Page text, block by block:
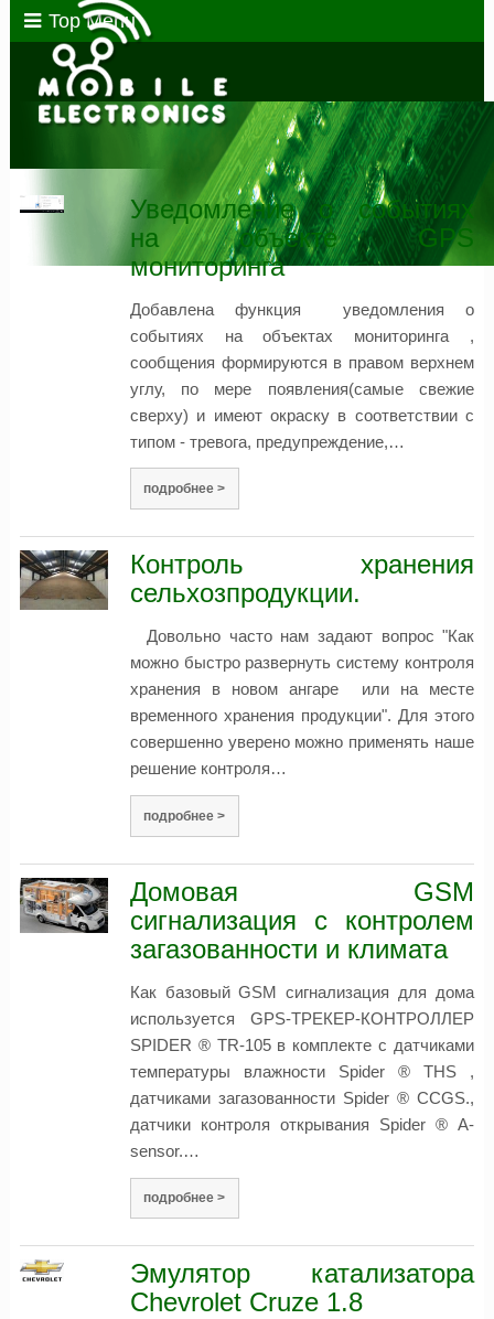
Top Menu
Уведомление о событиях
на объекте GPS
мониторинга
Добавлена функция уведомления о
событиях на объектах мониторинга ,
сообщения формируются в правом верхнем
углу, по мере появления(самые свежие
сверху) и имеют окраску в соответствии с
типом - тревога, предупреждение,…
подробнее >
Контроль хранения
сельхозпродукции.
Довольно часто нам задают вопрос "Как
можно быстро развернуть систему контроля
хранения в новом ангаре или на месте
временного хранения продукции". Для этого
совершенно уверено можно применять наше
решение контроля…
подробнее >
Домовая GSM
сигнализация с контролем
загазованности и климата
Как базовый GSM сигнализация для дома
используется GPS-ТРЕКЕР-КОНТРОЛЛЕР
SPIDER ® TR-105 в комплекте с датчиками
температуры влажности Spider ® THS ,
датчиками загазованности Spider ® CCGS.,
датчики контроля открывания Spider ® A-
sensor.…
подробнее >
Эмулятор катализатора
Chevrolet Cruze 1.8